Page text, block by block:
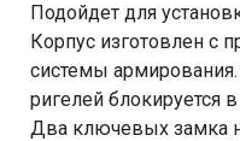
Подойдет для
Корпус изготовлен с
системы армирования.
ригелей блокируется
Два ключевых замка